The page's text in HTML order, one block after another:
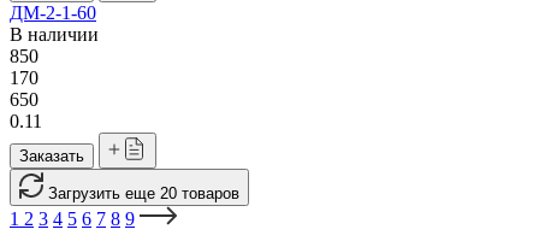
ДМ-2-1-60
В наличии
850
170
650
0.11
Заказать
Загрузить еще 20 товаров
1 2 3 4 5 6 7 8 9